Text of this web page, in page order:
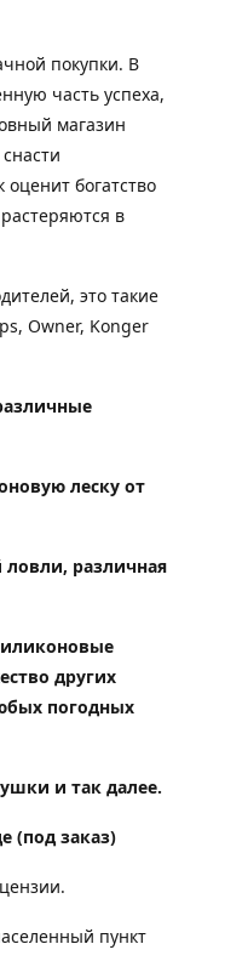
покупки. В
часть успеха,
магазин
богатство
в
это такие
Owner, Konger
леску от
различная
других
погодных
и так далее.
(под заказ)
пункт